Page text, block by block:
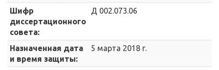
Шифр
диссертационного
совета:
Д 002.073.06
Назначенная дата
и время защиты:
5 марта 2018 г.